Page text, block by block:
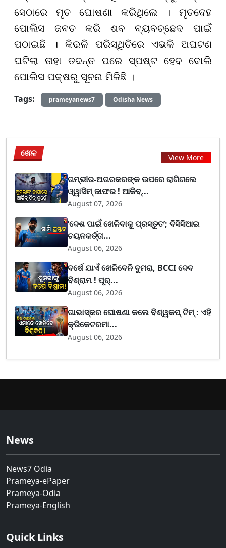
ସେଠାରେ ମୃତ ଘୋଷଣା କରିଥିଲେ । ମୃତଦେହ
ପୋଲିସ ଜବତ କରି ଶବ ବ୍ୟବଚ୍ଛେଦ ପାଇଁ
ପଠାଇଛି । କିଭଳି ପରିସ୍ଥିତିରେ ଏଭଳି ଅଘଟଣ
ଘଟିଲା ତାହା ତଦନ୍ତ ପରେ ସ୍ପଷ୍ଟ ହେବ ବୋଲି
ପୋଲିସ ପକ୍ଷରୁ ସୂଚନା ମିଳିଛି ।
Tags:
prameyanews7 Odisha News
ଖେଳ View More
ଗମ୍ଭୀର-ଅଗରକରଙ୍କ ଉପରେ ରାଗିଗଲେ
ଓ୍ୱାସିମ୍ ଜାଫର ! ଆକିବ୍...
August 07, 2026
‘ଦେଶ ପାଇଁ ଖେଳିବାକୁ ପ୍ରସ୍ତୁତ’; ବିସିସିଆଇ
ଚୟନକର୍ତ୍ତା...
August 06, 2026
ବର୍ଷେ ଯାଏଁ ଖେଳିବେନି ବୁମରା, BCCI ଦେବ
ବିଶ୍ରାମ ! ପୂର୍...
August 06, 2026
ଗାଭାସ୍କର ଘୋଷଣା କଲେ ବିଶ୍ୱକପ୍ ଟିମ୍ : ଏହି
କ୍ରିକେଟରମା...
August 06, 2026
News
News7 Odia
Prameya-ePaper
Prameya-Odia
Prameya-English
Quick Links